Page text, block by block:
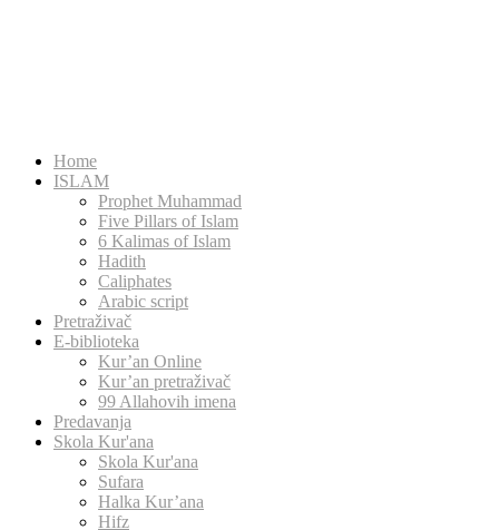
Home
ISLAM
Prophet Muhammad
Five Pillars of Islam
6 Kalimas of Islam
Hadith
Caliphates
Arabic script
Pretraživač
E-biblioteka
Kur’an Online
Kur’an pretraživač
99 Allahovih imena
Predavanja
Skola Kur'ana
Skola Kur'ana
Sufara
Halka Kur’ana
Hifz